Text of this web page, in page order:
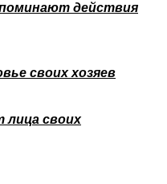
действия
своих хозяев
лица своих